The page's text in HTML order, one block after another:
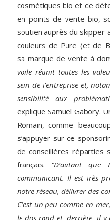
cosmétiques bio et de
en points de vente bio,
soutien auprès du skipper
couleurs de Pure (et de
sa marque de vente à
voile réunit toutes les
sein de l’entreprise et,
sensibilité aux
explique Samuel Gabory.
Romain, comme
s’appuyer sur ce
de conseillères réparties
français. “D’autant
communicant. Il est très
notre réseau, délivrer des
C’est un peu comme en
le dos rond et, derrière, il y